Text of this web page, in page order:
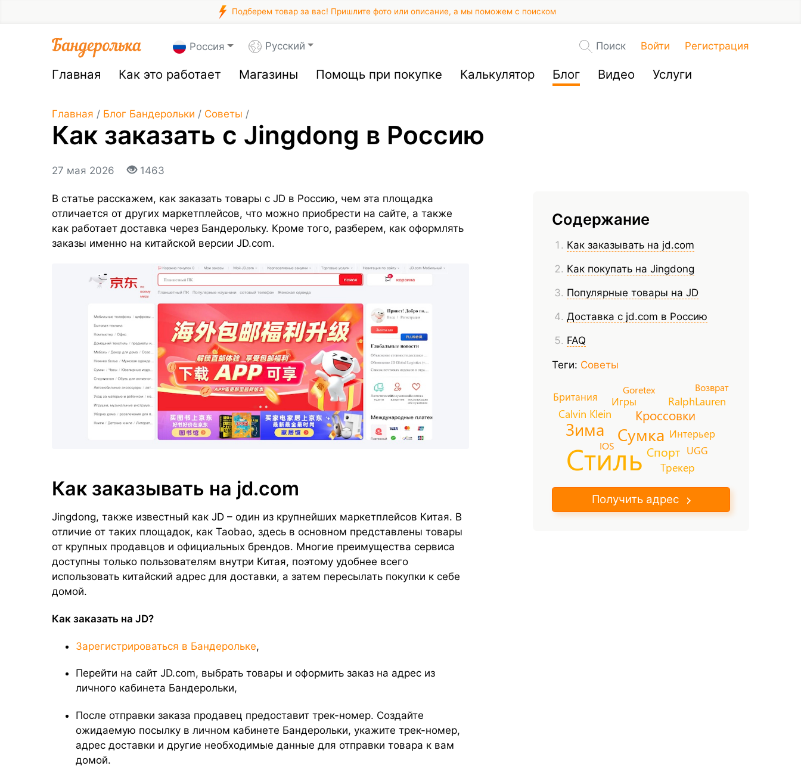
Подберем товар за вас! Пришлите фото или описание, а мы поможем с поиском
Россия Русский Поиск Войти Регистрация
Главная Как это работает Магазины Помощь при покупке Калькулятор Блог Видео Услуги
Главная / Блог Бандерольки / Советы /
Как заказать с Jingdong в Россию
27 мая 2026 1463
Содержание
Как заказывать на jd.com
Как покупать на Jingdong
Популярные товары на JD
Доставка с jd.com в Россию
FAQ
Теги: Советы
Стиль
Сумка
Зима
Кроссовки
Спорт
Calvin Klein
Трекер
RalphLauren
Интерьер
Игры
Британия
UGG
Goretex Возврат
IOS
Получить адрес
В статье расскажем, как заказать товары с JD в Россию, чем эта площадка
отличается от других маркетплейсов, что можно приобрести на сайте, а также
как работает доставка через Бандерольку. Кроме того, разберем, как оформлять
заказы именно на китайской версии JD.com.
Как заказывать на jd.com
Jingdong, также известный как JD – один из крупнейших маркетплейсов Китая. В
отличие от таких площадок, как Taobao, здесь в основном представлены товары
от крупных продавцов и официальных брендов. Многие преимущества сервиса
доступны только пользователям внутри Китая, поэтому удобнее всего
использовать китайский адрес для доставки, а затем пересылать покупки к себе
домой.
Как заказать на JD?
Зарегистрироваться в Бандерольке,
Перейти на сайт JD.com, выбрать товары и оформить заказ на адрес из
личного кабинета Бандерольки,
После отправки заказа продавец предоставит трек-номер. Создайте
ожидаемую посылку в личном кабинете Бандерольки, укажите трек-номер,
адрес доставки и другие необходимые данные для отправки товара к вам
домой.